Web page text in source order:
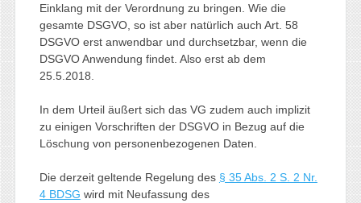
Einklang mit der Verordnung zu bringen. Wie die
gesamte DSGVO, so ist aber natürlich auch Art. 58
DSGVO erst anwendbar und durchsetzbar, wenn die
DSGVO Anwendung findet. Also erst ab dem
25.5.2018.
In dem Urteil äußert sich das VG zudem auch implizit
zu einigen Vorschriften der DSGVO in Bezug auf die
Löschung von personenbezogenen Daten.
Die derzeit geltende Regelung des § 35 Abs. 2 S. 2 Nr.
4 BDSG wird mit Neufassung des